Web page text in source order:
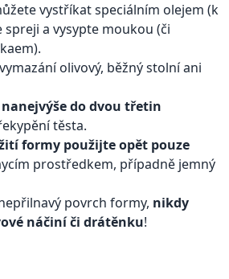
vystříkat speciálním olejem (k
a vysypte moukou (či
olivový, běžný stolní ani
do dvou třetin
těsta.
formy použijte opět pouze
prostředkem, případně jemný
povrch formy, nikdy
náčiní či drátěnku!